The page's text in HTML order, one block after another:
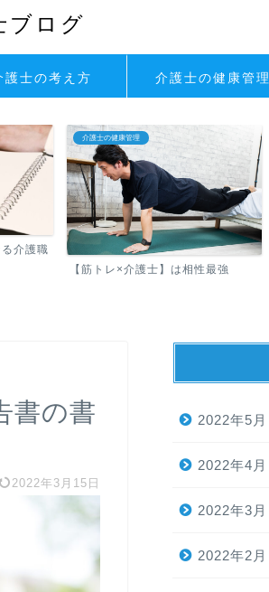
ログ
護士の考え方 介護士の健康管理
強
介護士のスキルアップ
介護士のイライラを解消！介護士が
身に付けたい！アンガーマ...
書の書
2022年3月15日
2022年5月
2022年4月
2022年3月
2022年2月